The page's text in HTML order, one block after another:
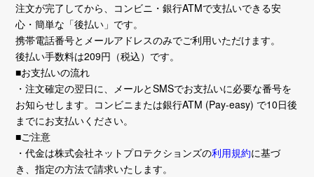
注文が完了してから、コンビニ・銀行ATMで支払いできる安
心・簡単な「後払い」です。
携帯電話番号とメールアドレスのみでご利用いただけます。
後払い手数料は209円（税込）です。
■お支払いの流れ
・注文確定の翌日に、メールとSMSでお支払いに必要な番号を
お知らせします。コンビニまたは銀行ATM (Pay-easy) で10日後
までにお支払いください。
■ご注意
・代金は株式会社ネットプロテクションズの利用規約に基づ
き、指定の方法で請求いたします。